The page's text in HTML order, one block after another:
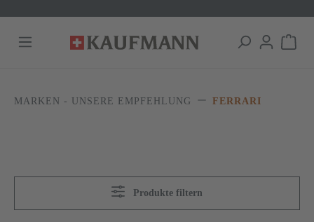
springen
MARKEN - UNSERE EMPFEHLUNG FERRARI
Produkte filtern